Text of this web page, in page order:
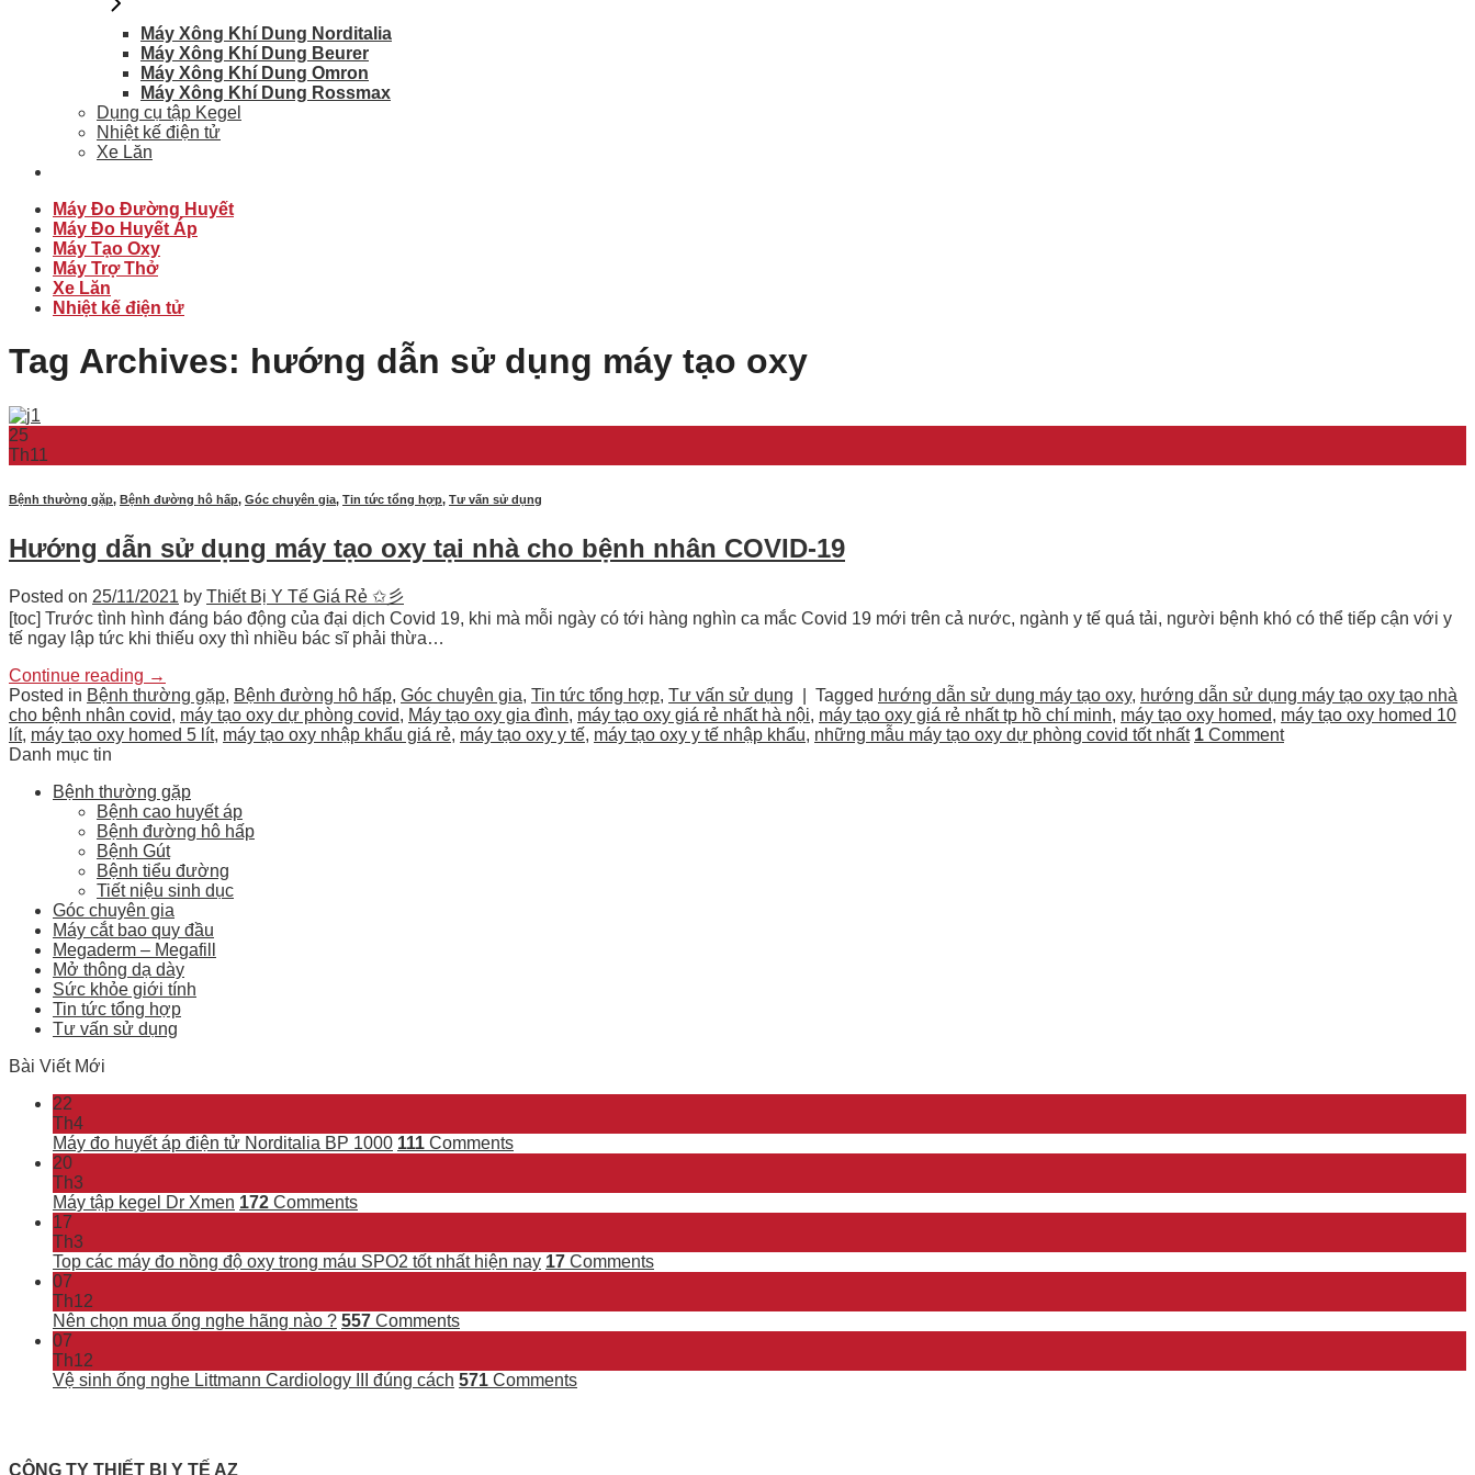
Máy Xông Khí Dung Norditalia
Máy Xông Khí Dung Beurer
Máy Xông Khí Dung Omron
Máy Xông Khí Dung Rossmax
Dụng cụ tập Kegel
Nhiệt kế điện tử
Xe Lăn
Máy Đo Đường Huyết
Máy Đo Huyết Áp
Máy Tạo Oxy
Máy Trợ Thở
Xe Lăn
Nhiệt kế điện tử
Tag Archives: hướng dẫn sử dụng máy tạo oxy
25
Th11
Bệnh thường gặp, Bệnh đường hô hấp, Góc chuyên gia, Tin tức tổng hợp, Tư vấn sử dụng
Hướng dẫn sử dụng máy tạo oxy tại nhà cho bệnh nhân COVID-19
Posted on 25/11/2021 by Thiết Bị Y Tế Giá Rẻ ✩彡
[toc] Trước tình hình đáng báo động của đại dịch Covid 19, khi mà mỗi ngày có tới hàng nghìn ca mắc Covid 19 mới trên cả nước, ngành y tế quá tải, người bệnh khó có thể tiếp cận với y
tế ngay lập tức khi thiếu oxy thì nhiều bác sĩ phải thừa…
Continue reading →
Posted in Bệnh thường gặp, Bệnh đường hô hấp, Góc chuyên gia, Tin tức tổng hợp, Tư vấn sử dụng Tagged hướng dẫn sử dụng máy tạo oxy, hướng dẫn sử dụng máy tạo oxy tạo nhà
cho bệnh nhân covid, máy tạo oxy dự phòng covid, Máy tạo oxy gia đình, máy tạo oxy giá rẻ nhất hà nội, máy tạo oxy giá rẻ nhất tp hồ chí minh, máy tạo oxy homed, máy tạo oxy homed 10
lít, máy tạo oxy homed 5 lít, máy tạo oxy nhập khẩu giá rẻ, máy tạo oxy y tế, máy tạo oxy y tế nhập khẩu, những mẫu máy tạo oxy dự phòng covid tốt nhất 1 Comment
Danh mục tin
Bệnh thường gặp
Bệnh cao huyết áp
Bệnh đường hô hấp
Bệnh Gút
Bệnh tiểu đường
Tiết niệu sinh dục
Góc chuyên gia
Máy cắt bao quy đầu
Megaderm – Megafill
Mở thông dạ dày
Sức khỏe giới tính
Tin tức tổng hợp
Tư vấn sử dụng
Bài Viết Mới
22
Th4
Máy đo huyết áp điện tử Norditalia BP 1000 111 Comments
20
Th3
Máy tập kegel Dr Xmen 172 Comments
17
Th3
Top các máy đo nồng độ oxy trong máu SPO2 tốt nhất hiện nay 17 Comments
07
Th12
Nên chọn mua ống nghe hãng nào ? 557 Comments
07
Th12
Vệ sinh ống nghe Littmann Cardiology III đúng cách 571 Comments
CÔNG TY THIẾT BỊ Y TẾ AZ